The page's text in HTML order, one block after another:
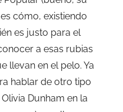
cómo, existiendo
es justo para el
a esas rubias
llevan en el pelo. Ya
hablar de otro tipo
Dunham en la